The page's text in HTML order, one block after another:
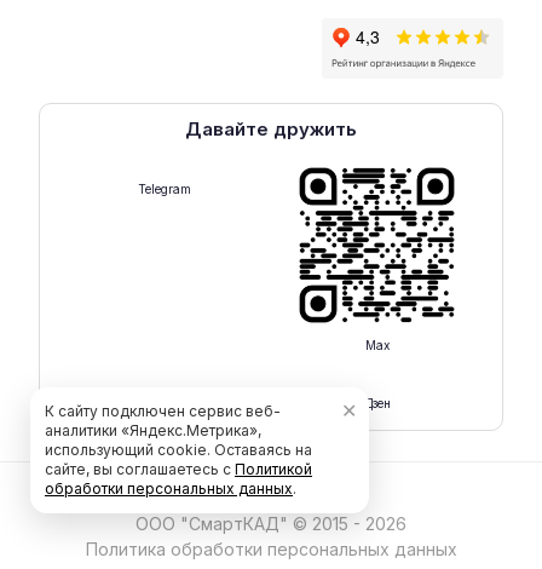
Давайте дружить
Telegram
Max
Дзен
ООО "СмартКАД" © 2015 - 2026
Политика обработки персональных данных
К сайту подключен сервис веб-
аналитики «Яндекс.Метрика»,
использующий cookie. Оставаясь на
сайте, вы соглашаетесь с Политикой
обработки персональных данных.
✕